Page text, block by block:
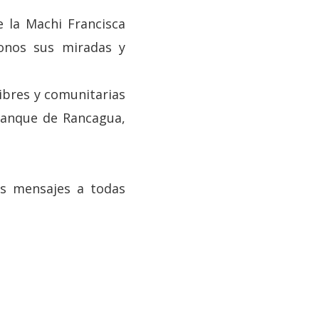
Machi Francisca
sus miradas y
y comunitarias
de Rancagua,
mensajes a todas